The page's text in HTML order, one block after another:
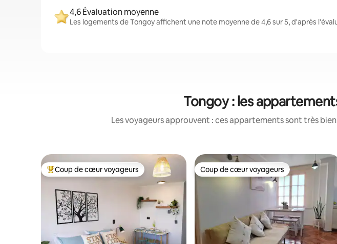
4,6 Évaluation moyenne
Les logements de Tongoy affichent une note moyenne de 4,6 sur 5, d'après
Tongoy : les
Les voyageurs approuvent : ces appartements sont très
Coups de cœur voyageurs les plus appréciés
Coup de cœur voyageurs Coup de cœur voyageurs
Coup de cœur voyageurs